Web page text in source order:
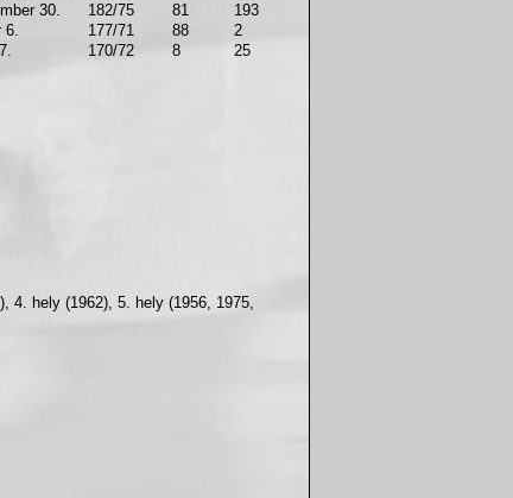
30. 182/75 81 193
6. 177/71 88 2
170/72 8 25
4. hely (1962), 5. hely (1956, 1975,